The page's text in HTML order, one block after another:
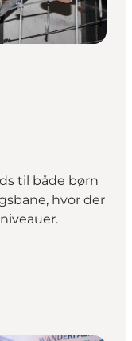
til både børn
hvor der